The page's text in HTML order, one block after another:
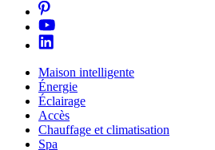
Maison intelligente
Énergie
Éclairage
Accès
Chauffage et climatisation
Spa